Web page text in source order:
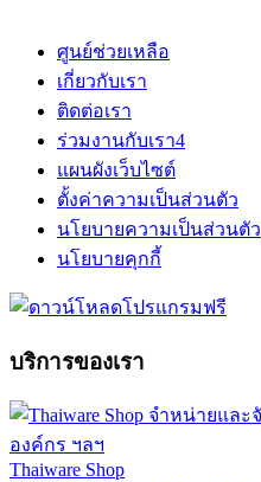
ศูนย์ช่วยเหลือ
เกี่ยวกับเรา
ติดต่อเรา
ร่วมงานกับเรา4
แผนผังเว็บไซต์
ตั้งค่าความเป็นส่วนตัว
นโยบายความเป็นส่วนตัว
นโยบายคุกกี้
บริการของเรา
Thaiware Shop